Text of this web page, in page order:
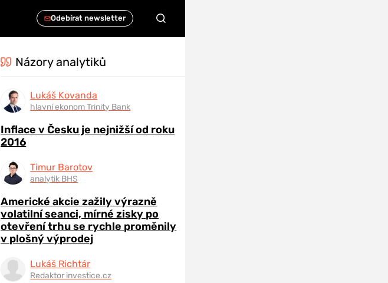
Názory analytiků
Lukáš Kovanda
hlavní ekonom Trinity Bank
Inflace v Česku je nejnižší od roku
2016
Timur Barotov
analytik BHS
Americké akcie zažily výrazně
volatilní seanci, mírné zisky po
otevření trhu se rychle proměnily
v plošný výprodej
Lukáš Richtár
Redaktor investice.cz